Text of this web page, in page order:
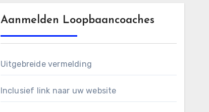
Aanmelden Loopbaancoaches
Uitgebreide vermelding
Inclusief link naar uw website